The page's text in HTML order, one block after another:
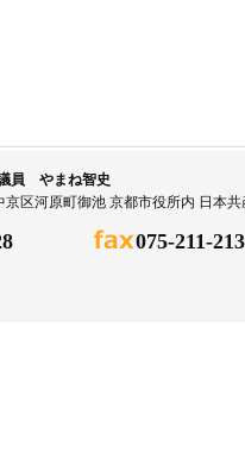
員 やまね智史
区河原町御池 京都市役所内 日本共
075-211-